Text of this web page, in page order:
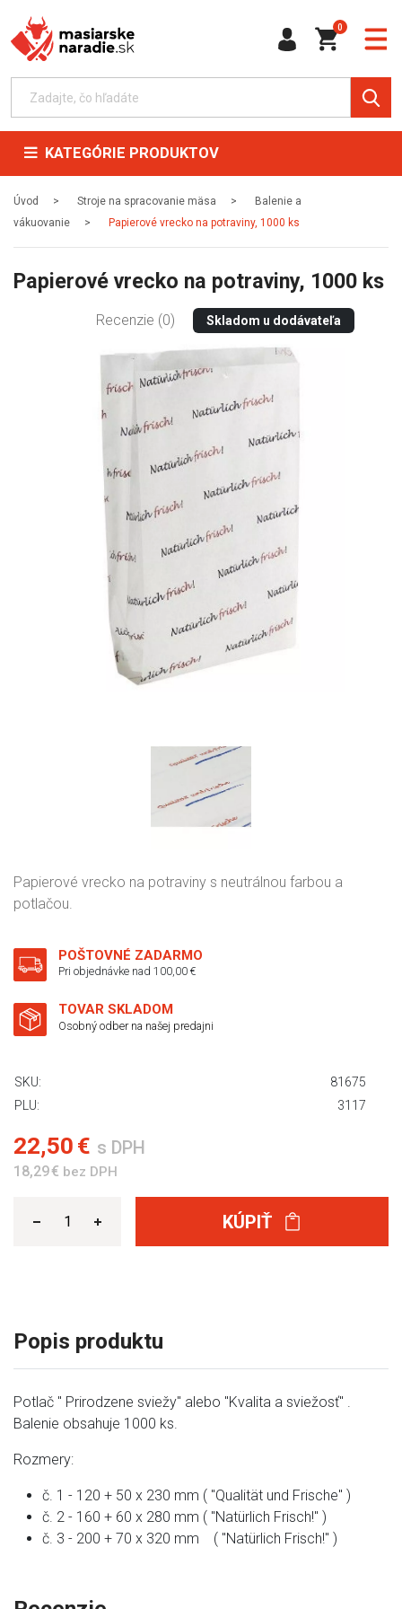
0
KATEGÓRIE PRODUKTOV
Úvod Stroje na spracovanie mäsa
Balenie a
vákuovanie
Papierové vrecko na potraviny, 1000 ks
Papierové vrecko na potraviny, 1000 ks
Recenzie (0) Skladom u dodávateľa
Papierové vrecko na potraviny s neutrálnou farbou a
potlačou.
POŠTOVNÉ ZADARMO
Pri objednávke nad 100,00 €
TOVAR SKLADOM
Osobný odber na našej predajni
SKU:
81675
PLU:
3117
22,50 € s DPH
18,29 € bez DPH
KÚPIŤ
Popis produktu
Potlač " Prirodzene sviežy" alebo "Kvalita a sviežosť" .
Balenie obsahuje 1000 ks.
Rozmery:
č. 1 - 120 + 50 x 230 mm ( "Qualität und Frische" )
č. 2 - 160 + 60 x 280 mm ( "Natürlich Frisch!" )
č. 3 - 200 + 70 x 320 mm ( "Natürlich Frisch!" )